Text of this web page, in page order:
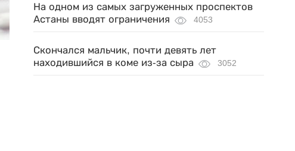
На одном из самых загруженных проспектов
Астаны вводят ограничения
4053
Скончался мальчик, почти девять лет
находившийся в коме из-за сыра
3052